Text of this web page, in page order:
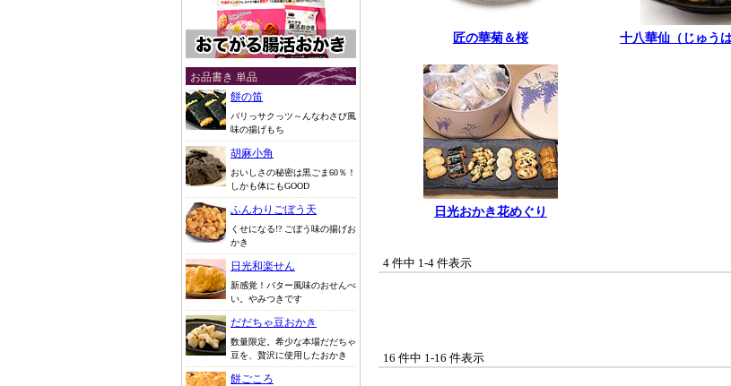
お品書き 単品
餅の笛
パリっサクっツ～んなわさび風
味の揚げもち
胡麻小角
おいしさの秘密は黒ごま60％！
しかも体にもGOOD
ふんわりごぼう天
くせになる!? ごぼう味の揚げお
かき
日光和楽せん
新感覚！バター風味のおせんべ
い。やみつきです
だだちゃ豆おかき
数量限定。希少な本場だだちゃ
豆を、贅沢に使用したおかき
餅ごころ
匠の華菊＆桜 十八華仙（じゅう
日光おかき花めぐり
4 件中 1-4 件表示
16 件中 1-16 件表示